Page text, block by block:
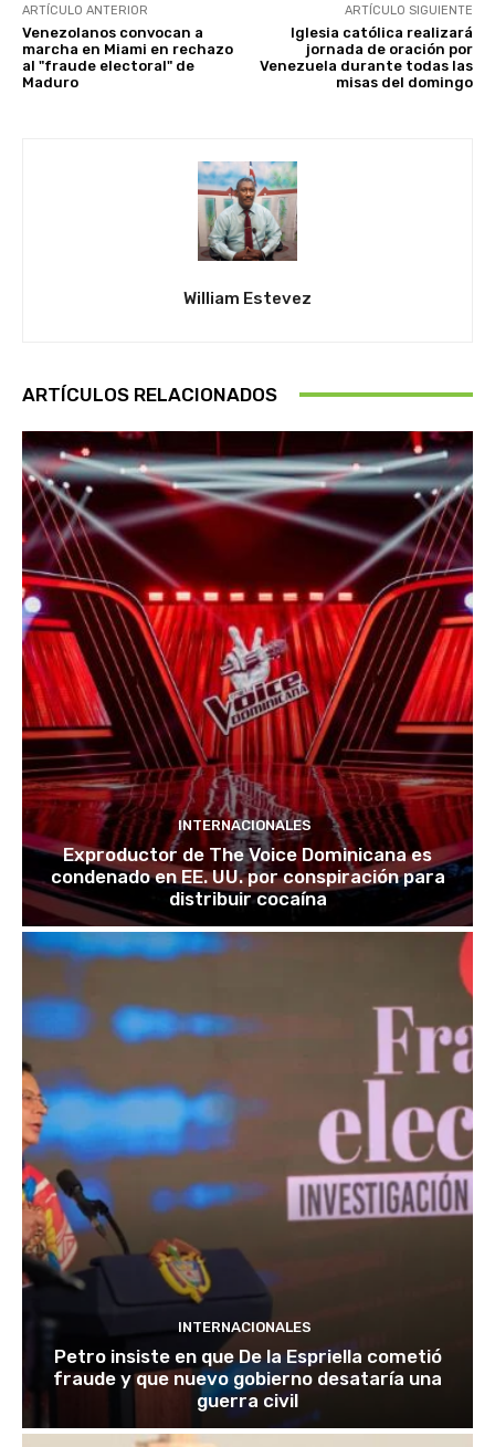
ARTÍCULO ANTERIOR
Venezolanos convocan a
marcha en Miami en rechazo
al "fraude electoral" de
Maduro
ARTÍCULO SIGUIENTE
Iglesia católica realizará
jornada de oración por
Venezuela durante todas las
misas del domingo
William Estevez
ARTÍCULOS RELACIONADOS
INTERNACIONALES
Exproductor de The Voice Dominicana es
condenado en EE. UU. por conspiración para
distribuir cocaína
INTERNACIONALES
Petro insiste en que De la Espriella cometió
fraude y que nuevo gobierno desataría una
guerra civil